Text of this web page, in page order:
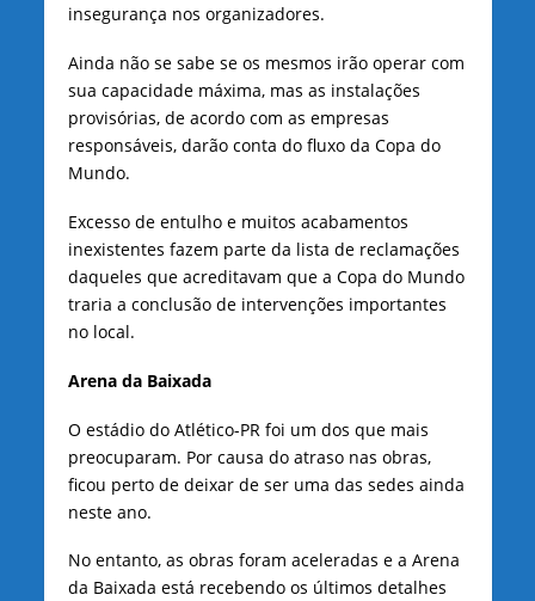
insegurança nos organizadores.
Ainda não se sabe se os mesmos irão operar com
sua capacidade máxima, mas as instalações
provisórias, de acordo com as empresas
responsáveis, darão conta do fluxo da Copa do
Mundo.
Excesso de entulho e muitos acabamentos
inexistentes fazem parte da lista de reclamações
daqueles que acreditavam que a Copa do Mundo
traria a conclusão de intervenções importantes
no local.
Arena da Baixada
O estádio do Atlético-PR foi um dos que mais
preocuparam. Por causa do atraso nas obras,
ficou perto de deixar de ser uma das sedes ainda
neste ano.
No entanto, as obras foram aceleradas e a Arena
da Baixada está recebendo os últimos detalhes